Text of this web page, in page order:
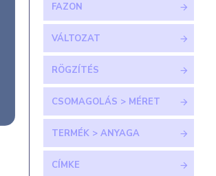
CSOMAGOLÁS > MÉRET
TERMÉK > ANYAGA
FAZON
VÁLTOZAT
RÖGZÍTÉS
CÍMKE